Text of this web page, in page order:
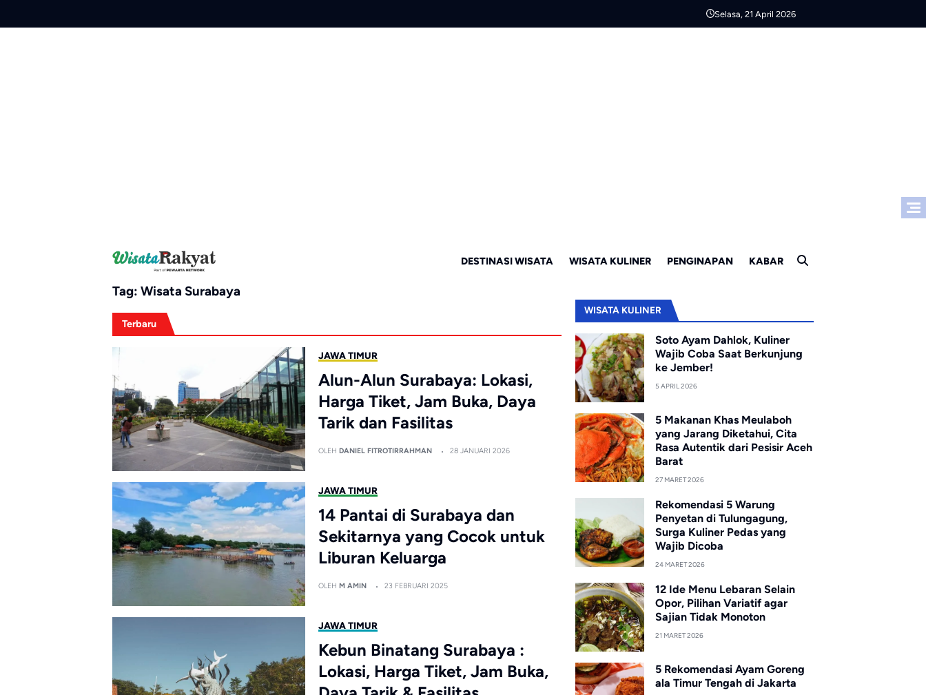
Selasa, 21 April 2026
DESTINASI WISATA WISATA KULINER PENGINAPAN KABAR
Tag: Wisata Surabaya
Terbaru
JAWA TIMUR
Alun-Alun Surabaya: Lokasi,
Harga Tiket, Jam Buka, Daya
Tarik dan Fasilitas
OLEH DANIEL FITROTIRRAHMAN 28 JANUARI 2026
JAWA TIMUR
14 Pantai di Surabaya dan
Sekitarnya yang Cocok untuk
Liburan Keluarga
OLEH M AMIN 23 FEBRUARI 2025
JAWA TIMUR
Kebun Binatang Surabaya :
Lokasi, Harga Tiket, Jam Buka,
WISATA KULINER
Soto Ayam Dahlok, Kuliner
Wajib Coba Saat Berkunjung
ke Jember!
5 APRIL 2026
5 Makanan Khas Meulaboh
yang Jarang Diketahui, Cita
Rasa Autentik dari Pesisir Aceh
Barat
27 MARET 2026
Rekomendasi 5 Warung
Penyetan di Tulungagung,
Surga Kuliner Pedas yang
Wajib Dicoba
24 MARET 2026
12 Ide Menu Lebaran Selain
Opor, Pilihan Variatif agar
Sajian Tidak Monoton
21 MARET 2026
5 Rekomendasi Ayam Goreng
ala Timur Tengah di Jakarta